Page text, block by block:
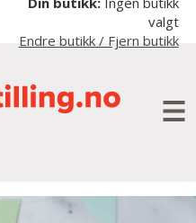
valgt
Endre butikk / Fjern butikk